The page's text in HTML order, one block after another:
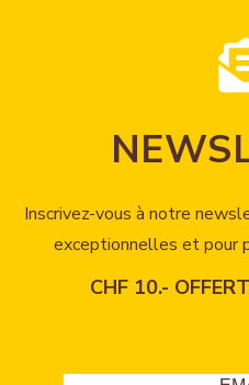
Inscrivez-vous à notre
exceptionnelles et pour
CHF 10.-